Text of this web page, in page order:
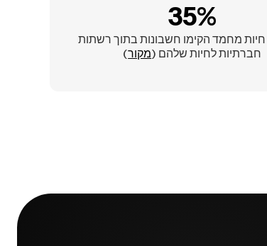
35%
מחמד הקימו חשבונות בתוך רשתות
חברתיות לחיות שלהם (מקור)